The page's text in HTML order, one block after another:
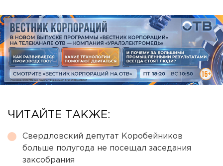
ЧИТАЙТЕ ТАКЖЕ:
Свердловский депутат Коробейников
больше полугода не посещал заседания
заксобрания